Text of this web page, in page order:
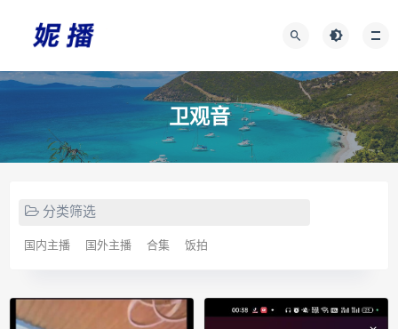
卫观音
分类筛选
国内主播 国外主播 合集 饭拍